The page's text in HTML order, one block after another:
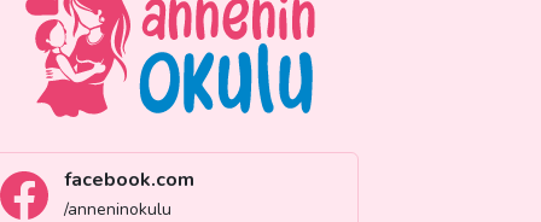
facebook.com
/anneninokulu